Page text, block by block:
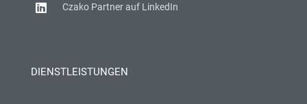
Czako Partner auf LinkedIn
DIENSTLEISTUNGEN